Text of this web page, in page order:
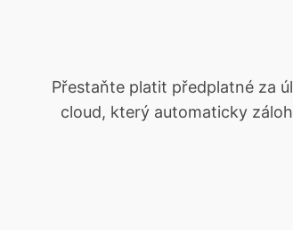
Přestaňte platit předplatné za
cloud, který automaticky